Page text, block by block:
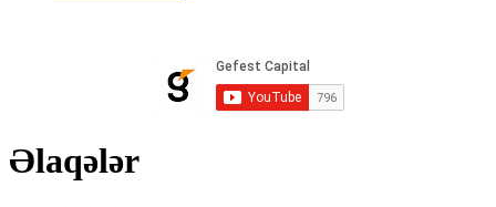
Əlaqələr